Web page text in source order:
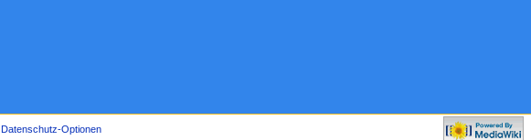
Datenschutz-Optionen